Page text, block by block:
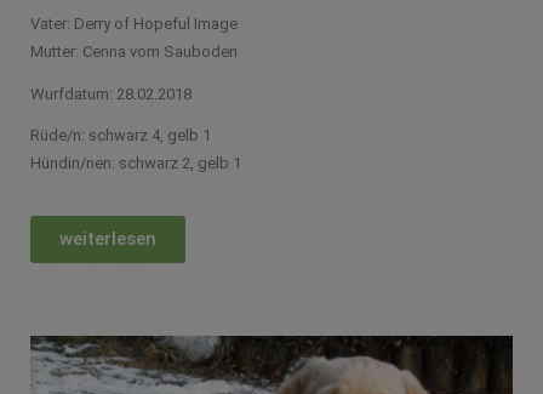
Vater: Derry of Hopeful Image
Mutter: Cenna vom Sauboden
Wurfdatum: 28.02.2018
Rüde/n: schwarz 4, gelb 1
Hündin/nen: schwarz 2, gelb 1
weiterlesen